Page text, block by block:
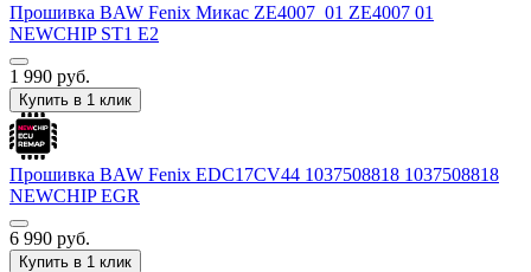
Прошивка BAW Fenix Микас ZE4007_01 ZE4007 01
NEWCHIP ST1 E2
1 990 руб.
Купить в 1 клик
Прошивка BAW Fenix EDC17CV44 1037508818 1037508818
NEWCHIP EGR
6 990 руб.
Купить в 1 клик